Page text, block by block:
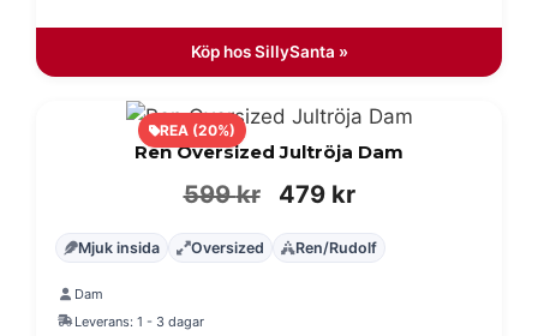
Köp hos SillySanta »
REA (20%)
Ren Oversized Jultröja Dam
599kr
Det
ursprungliga
priset
479 krDet
nuvarande
priset
Mjuk insida Oversized Ren/Rudolf
Dam
Leverans: 1 - 3 dagar